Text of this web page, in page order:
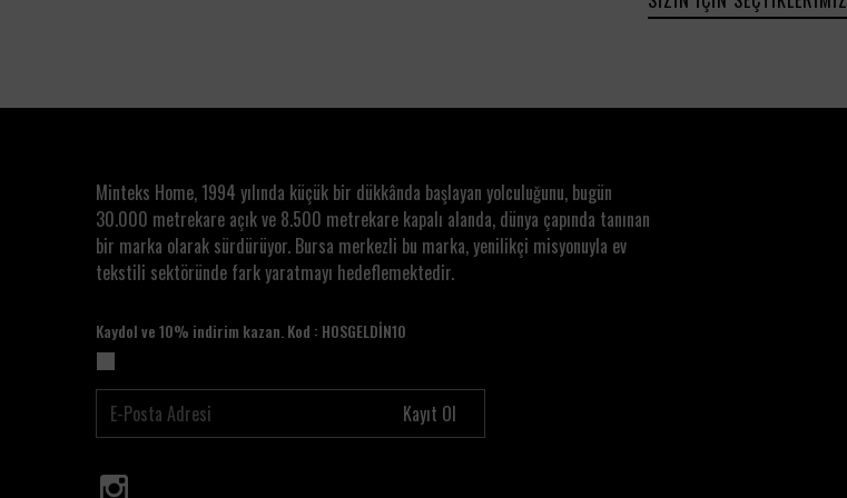
Minteks Home, 1994 yılında küçük bir dükkânda başlayan yolculuğunu, bugün
30.000 metrekare açık ve 8.500 metrekare kapalı alanda, dünya çapında tanınan
bir marka olarak sürdürüyor. Bursa merkezli bu marka, yenilikçi misyonuyla ev
tekstili sektöründe fark yaratmayı hedeflemektedir.
Kaydol ve 10% indirim kazan. Kod : HOSGELDİN10
Kayıt Ol